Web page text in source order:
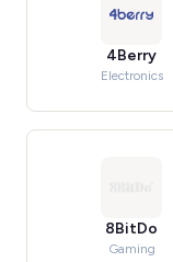
4Berry
Electronics
8BitDo
Gaming